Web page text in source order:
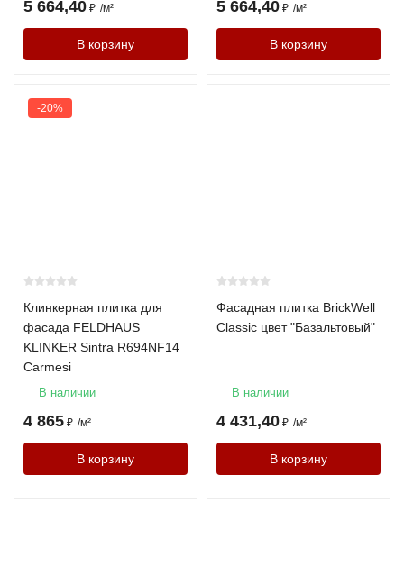
Можно ли использовать кирпич внутри помещения?
Да, кирпич отлично подходит для интерьерных решений и
Почему стоит купить кирпич у нас
Оставьте заявку — менеджер свяжется с вами в течение 15
минут.
5 664,40 ₽ /м²
В корзину
5 664,40 ₽ /м²
В корзину
-20%
Клинкерная плитка для
фасада FELDHAUS
KLINKER Sintra R694NF14
Carmesi
В наличии
4 865 ₽ /м²
В корзину
Фасадная плитка BrickWell
Classic цвет "Базальтовый"
В наличии
4 431,40 ₽ /м²
В корзину